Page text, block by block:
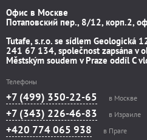
Офис в Москве
Потаповский пер., 8/12, корп.2,
Tutafe, s.r.o. se sídlem Geologická
241 67 134, společnost zapsána v
Městským soudem v Praze oddíl C
Телефоны
+7 (499) 350-22-65 в Москве
+7 (343) 226-46-83 в Израиле
+420 774 065 938 в Праге